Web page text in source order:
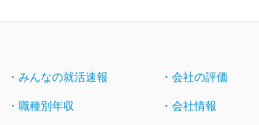
・みんなの就活速報 ・会社の評価
・職種別年収 ・会社情報